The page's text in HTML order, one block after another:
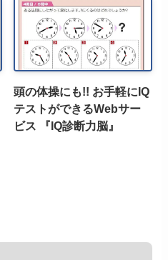
頭の体操にも!! お手軽にIQ
テストができるWebサー
ビス 『IQ診断力脳』